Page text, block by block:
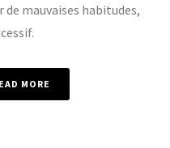
mauvaises habitudes,
MORE